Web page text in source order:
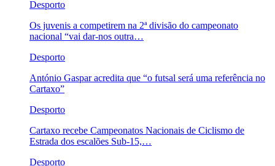
Desporto
Os juvenis a competirem na 2ª divisão do campeonato
nacional “vai dar-nos outra…
Desporto
António Gaspar acredita que “o futsal será uma referência no
Cartaxo”
Desporto
Cartaxo recebe Campeonatos Nacionais de Ciclismo de
Estrada dos escalões Sub-15,…
Desporto